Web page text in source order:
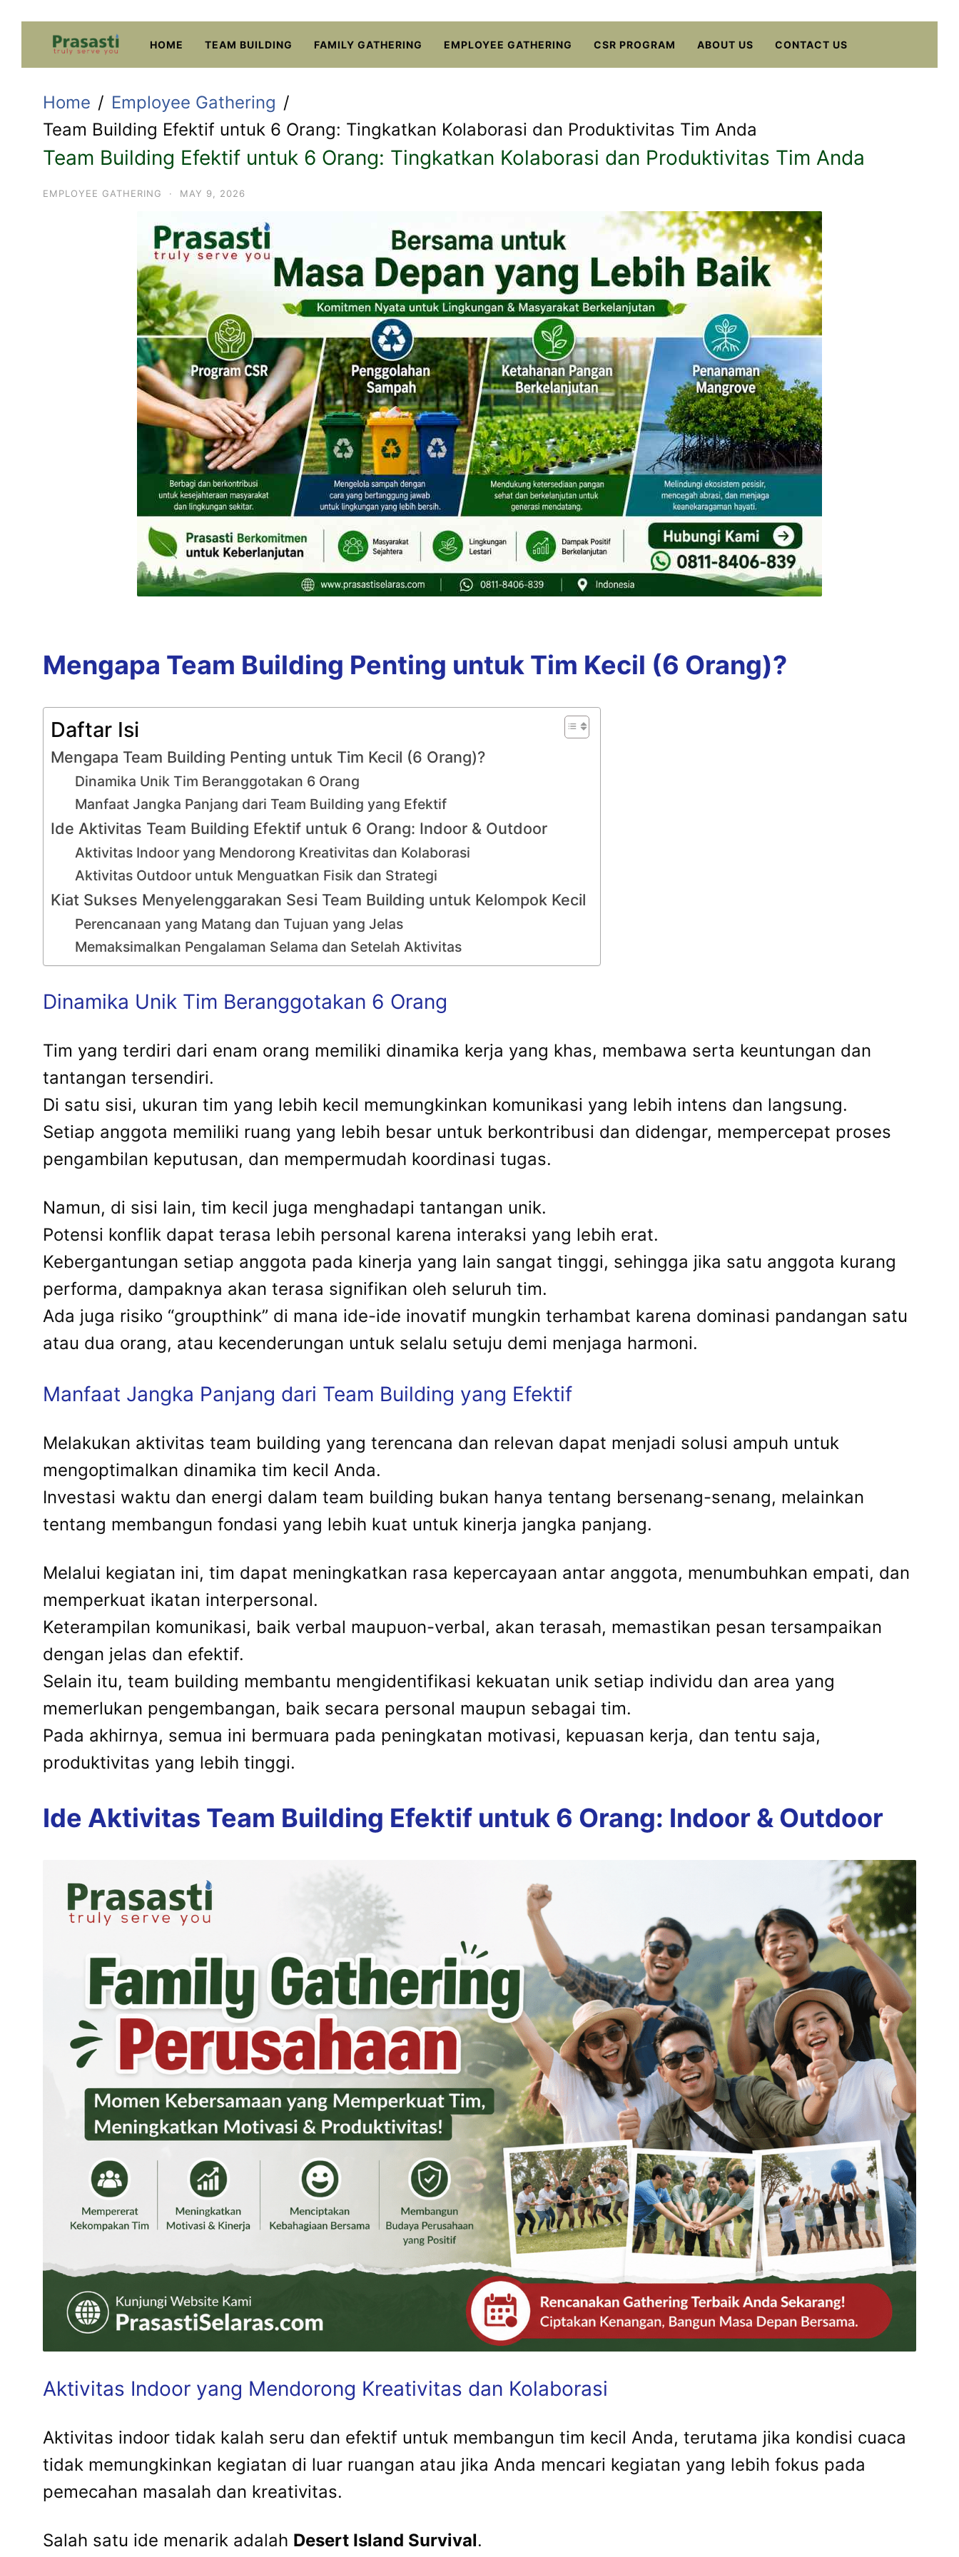
content
HOME TEAM BUILDING FAMILY GATHERING EMPLOYEE GATHERING CSR PROGRAM ABOUT US CONTACT US
Home
Employee Gathering
Team Building Efektif untuk 6 Orang: Tingkatkan Kolaborasi dan Produktivitas Tim Anda
Team Building Efektif untuk 6 Orang: Tingkatkan Kolaborasi dan Produktivitas Tim Anda
EMPLOYEE GATHERING · MAY 9, 2026
Mengapa Team Building Penting untuk Tim Kecil (6 Orang)?
Daftar Isi
Mengapa Team Building Penting untuk Tim Kecil (6 Orang)?
Dinamika Unik Tim Beranggotakan 6 Orang
Manfaat Jangka Panjang dari Team Building yang Efektif
Ide Aktivitas Team Building Efektif untuk 6 Orang: Indoor & Outdoor
Aktivitas Indoor yang Mendorong Kreativitas dan Kolaborasi
Aktivitas Outdoor untuk Menguatkan Fisik dan Strategi
Kiat Sukses Menyelenggarakan Sesi Team Building untuk Kelompok Kecil
Perencanaan yang Matang dan Tujuan yang Jelas
Memaksimalkan Pengalaman Selama dan Setelah Aktivitas
Dinamika Unik Tim Beranggotakan 6 Orang
Tim yang terdiri dari enam orang memiliki dinamika kerja yang khas, membawa serta keuntungan dan
tantangan tersendiri.
Di satu sisi, ukuran tim yang lebih kecil memungkinkan komunikasi yang lebih intens dan langsung.
Setiap anggota memiliki ruang yang lebih besar untuk berkontribusi dan didengar, mempercepat proses
pengambilan keputusan, dan mempermudah koordinasi tugas.
Namun, di sisi lain, tim kecil juga menghadapi tantangan unik.
Potensi konflik dapat terasa lebih personal karena interaksi yang lebih erat.
Kebergantungan setiap anggota pada kinerja yang lain sangat tinggi, sehingga jika satu anggota kurang
performa, dampaknya akan terasa signifikan oleh seluruh tim.
Ada juga risiko “groupthink” di mana ide-ide inovatif mungkin terhambat karena dominasi pandangan satu
atau dua orang, atau kecenderungan untuk selalu setuju demi menjaga harmoni.
Manfaat Jangka Panjang dari Team Building yang Efektif
Melakukan aktivitas team building yang terencana dan relevan dapat menjadi solusi ampuh untuk
mengoptimalkan dinamika tim kecil Anda.
Investasi waktu dan energi dalam team building bukan hanya tentang bersenang-senang, melainkan
tentang membangun fondasi yang lebih kuat untuk kinerja jangka panjang.
Melalui kegiatan ini, tim dapat meningkatkan rasa kepercayaan antar anggota, menumbuhkan empati, dan
memperkuat ikatan interpersonal.
Keterampilan komunikasi, baik verbal maupuon-verbal, akan terasah, memastikan pesan tersampaikan
dengan jelas dan efektif.
Selain itu, team building membantu mengidentifikasi kekuatan unik setiap individu dan area yang
memerlukan pengembangan, baik secara personal maupun sebagai tim.
Pada akhirnya, semua ini bermuara pada peningkatan motivasi, kepuasan kerja, dan tentu saja,
produktivitas yang lebih tinggi.
Ide Aktivitas Team Building Efektif untuk 6 Orang: Indoor & Outdoor
Aktivitas Indoor yang Mendorong Kreativitas dan Kolaborasi
Aktivitas indoor tidak kalah seru dan efektif untuk membangun tim kecil Anda, terutama jika kondisi cuaca
tidak memungkinkan kegiatan di luar ruangan atau jika Anda mencari kegiatan yang lebih fokus pada
pemecahan masalah dan kreativitas.
Salah satu ide menarik adalah Desert Island Survival.